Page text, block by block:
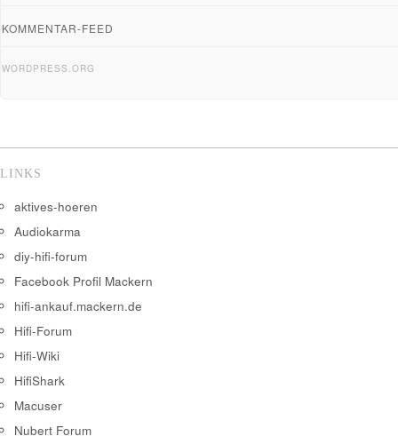
KOMMENTAR-FEED
WORDPRESS.ORG
LINKS
aktives-hoeren
Audiokarma
diy-hifi-forum
Facebook Profil Mackern
hifi-ankauf.mackern.de
Hifi-Forum
Hifi-Wiki
HifiShark
Macuser
Nubert Forum